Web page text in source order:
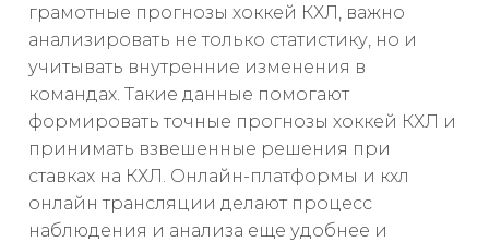
грамотные прогнозы хоккей КХЛ, важно
анализировать не только статистику, но и
учитывать внутренние изменения в
командах. Такие данные помогают
формировать точные прогнозы хоккей КХЛ и
принимать взвешенные решения при
ставках на КХЛ. Онлайн-платформы и кхл
онлайн трансляции делают процесс
наблюдения и анализа еще удобнее и